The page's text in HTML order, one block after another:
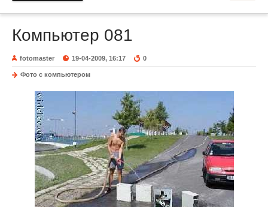
Компьютер 081
fotomaster 19-04-2009, 16:17 0
Фото с компьютером